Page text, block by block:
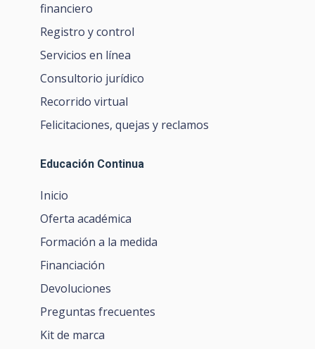
financiero
Registro y control
Servicios en línea
Consultorio jurídico
Recorrido virtual
Felicitaciones, quejas y reclamos
Educación Continua
Inicio
Oferta académica
Formación a la medida
Financiación
Devoluciones
Preguntas frecuentes
Kit de marca